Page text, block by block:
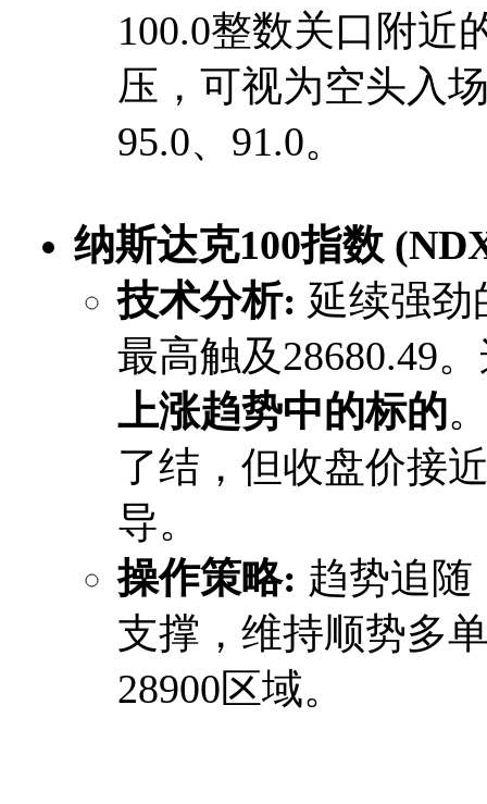
100.0整数关口附近
压，可视为空头入
95.0、91.0。
纳斯达克100指数
技术分析: 延续强
最高触及28680.49
上涨趋势中的标的
了结，但收盘价接
导。
操作策略:
趋势追
支撑，维持顺势多
28900区域。